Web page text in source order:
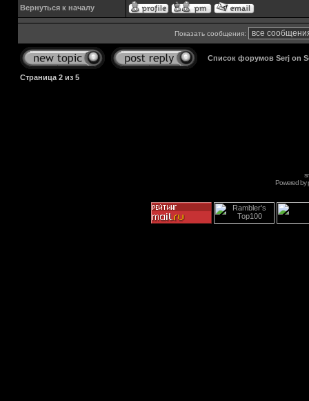
Вернуться к началу
Показать сообщения:
Список форумов Serj on
Страница 2 из 5
Powered by